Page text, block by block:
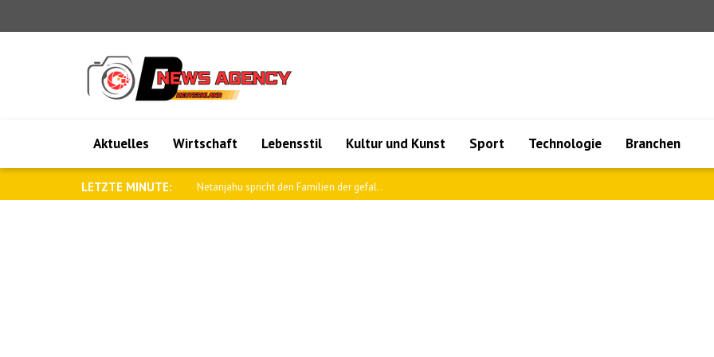
Aktuelles Wirtschaft Lebensstil Kultur und Kunst Sport Technologie Branchen
LETZTE MINUTE: IDF: Tausende Hisbollah-Infrastrukturen ..